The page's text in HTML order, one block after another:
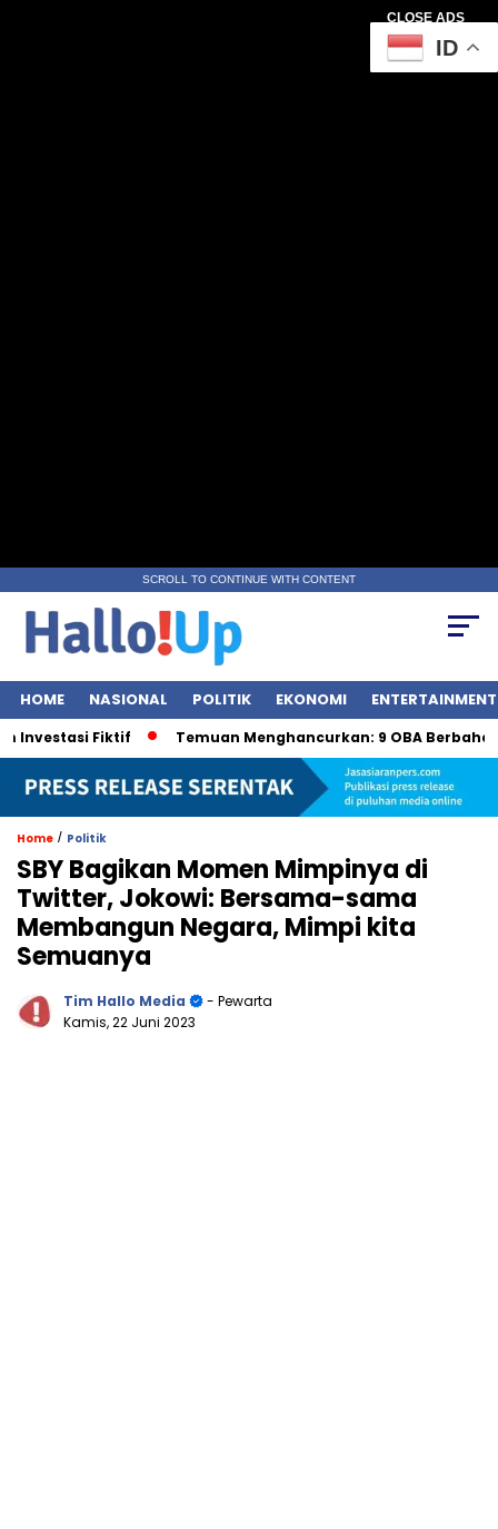
CLOSE ADS
SCROLL TO CONTINUE WITH CONTENT
HOME NASIONAL POLITIK EKONOMI ENTERTAINMENT
Fiktif Temuan Menghancurkan: 9 OBA Berbahaya
Home / Politik
SBY Bagikan Momen Mimpinya di
Twitter, Jokowi: Bersama-sama
Membangun Negara, Mimpi kita
Semuanya
Tim Hallo Media
- Pewarta
Kamis, 22 Juni 2023
ID